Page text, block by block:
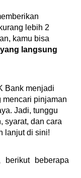
lebih 2
kamu bisa
langsung
Bank menjadi
mencari pinjaman
Jadi, tunggu
syarat, dan cara
lanjut di sini!
beberapa